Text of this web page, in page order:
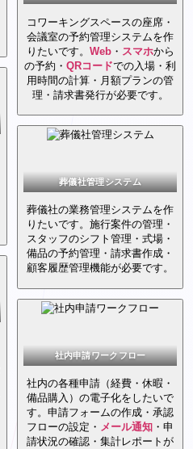
コワーキングスペースの座席・
会議室の予約管理システムを作
りたいです。 Web・ スマホから
の予約・ QRコードでの入場・利
用時間の計算・月額プランの管
理・請求書発行が必要です。
葬儀社管理システム
葬儀社の業務管理システムを作
りたいです。施行案件の管理・
スタッフのシフト管理・式場・
備品の予約管理・請求書作成・
顧客履歴管理機能が必要です。
社内申請ワークフロー
社内の各種申請（経費・休暇・
備品購入）の電子化をしたいで
す。申請フォームの作成・承認
フローの設定・ メール通知 ・申
請状況の確認・集計レポートが